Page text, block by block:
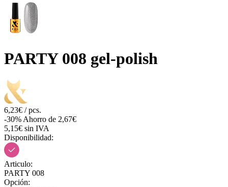
PARTY 008 gel-polish
6,23€ / pcs.
-30% Ahorro de 2,67€
5,15€ sin IVA
Disponibilidad:
Articulo:
PARTY 008
Opción: